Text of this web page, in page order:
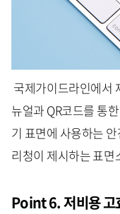
국제가이드라인에서
뉴얼과 QR코드를 통
기 표면에 사용하는
리청이 제시하는 표면
Point 6. 저비용 고